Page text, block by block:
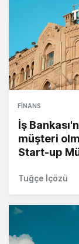
FINANS
İş
müşteri
Start-up
Tuğçe İçözü